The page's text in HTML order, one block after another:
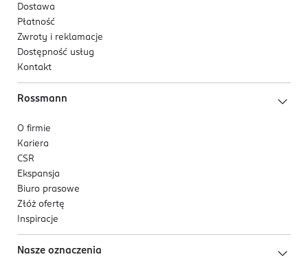
Dostawa
Płatność
Zwroty i reklamacje
Dostępność usług
Kontakt
Rossmann
O firmie
Kariera
CSR
Ekspansja
Biuro prasowe
Złóż ofertę
Inspiracje
Nasze oznaczenia